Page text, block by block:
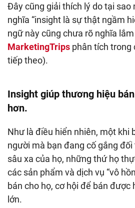
Đây cũng giải thích lý do tại sao
nghĩa “insight là sự thật ngầm
ngữ này cũng chưa rõ nghĩa
MarketingTrips phân tích trong
tiếp theo).
Insight giúp thương hiệu
hơn.
Như là điều hiển nhiên, một khi
người mà bạn đang cố gắng
sâu xa của họ, những thứ họ
các sản phẩm và dịch vụ “vô
bán cho họ, cơ hội để bán được
lớn.